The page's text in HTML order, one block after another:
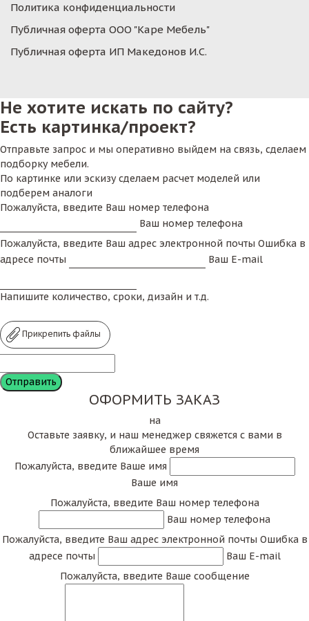
Политика конфиденциальности
Публичная оферта ООО "Каре Мебель"
Публичная оферта ИП Македонов И.С.
Не хотите искать по сайту?
Есть картинка/проект?
Отправьте запрос и мы оперативно выйдем на связь, сделаем
подборку мебели.
По картинке или эскизу сделаем расчет моделей или
подберем аналоги
Пожалуйста, введите Ваш номер телефона
Ваш номер телефона
Пожалуйста, введите Ваш адрес электронной почты Ошибка в
адресе почты
Ваш E-mail
Напишите количество, сроки, дизайн и т.д.
Прикрепить файлы
ОФОРМИТЬ ЗАКАЗ
на
Оставьте заявку, и наш менеджер свяжется с вами в
ближайшее время
Пожалуйста, введите Ваше имя
Ваше имя
Пожалуйста, введите Ваш номер телефона
Ваш номер телефона
Пожалуйста, введите Ваш адрес электронной почты Ошибка в
адресе почты
Ваш E-mail
Пожалуйста, введите Ваше сообщение